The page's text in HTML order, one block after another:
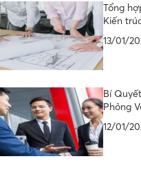
Tổng
Kiến
13/01/
Bí
Phỏng
12/01/